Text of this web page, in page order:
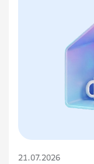
21.07.2026